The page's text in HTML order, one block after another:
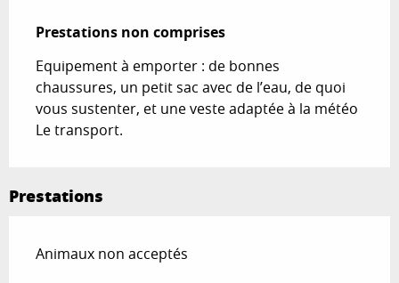
Prestations non comprises
Prestations non comprises
Equipement à emporter : de bonnes
chaussures, un petit sac avec de l’eau, de quoi
vous sustenter, et une veste adaptée à la météo
Le transport.
Prestations
Animaux non acceptés